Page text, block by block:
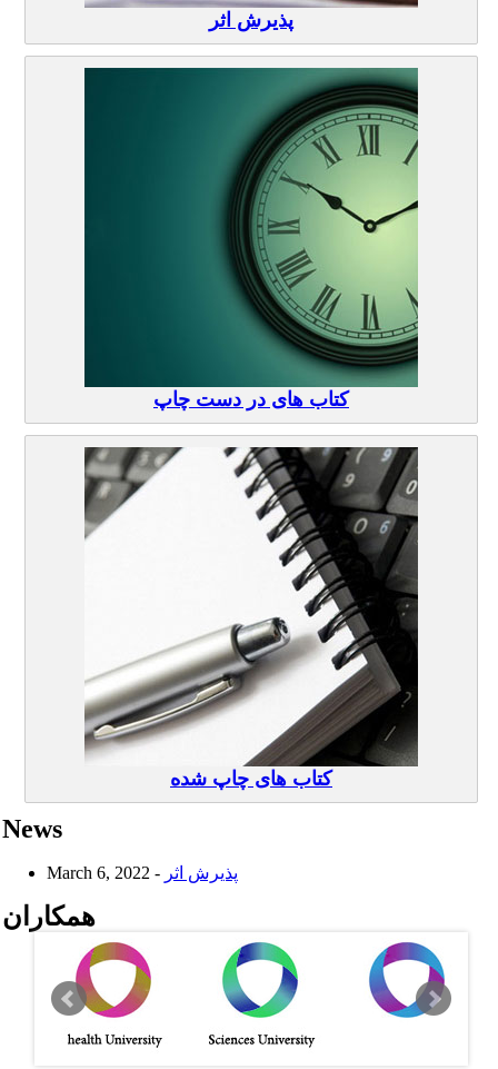
پذیرش اثر
کتاب های در دست چاپ
کتاب های چاپ شده
News
March 6, 2022 - پذیرش اثر
همکاران